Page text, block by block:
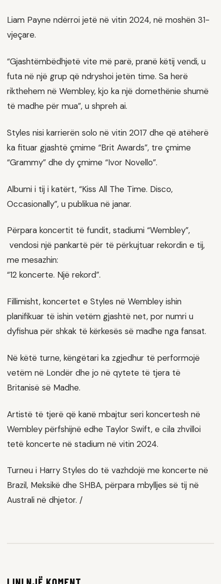
Liam Payne ndërroi jetë në vitin 2024, në moshën 31-
vjeçare.
“Gjashtëmbëdhjetë vite më parë, pranë këtij vendi, u
futa në një grup që ndryshoi jetën time. Sa herë
rikthehem në Wembley, kjo ka një domethënie shumë
të madhe për mua”, u shpreh ai.
Styles nisi karrierën solo në vitin 2017 dhe që atëherë
ka fituar gjashtë çmime “Brit Awards”, tre çmime
“Grammy” dhe dy çmime “Ivor Novello”.
Albumi i tij i katërt, “Kiss All The Time. Disco,
Occasionally”, u publikua në janar.
Përpara koncertit të fundit, stadiumi “Wembley”,
vendosi një pankartë për të përkujtuar rekordin e tij,
me mesazhin:
“12 koncerte. Një rekord”.
Fillimisht, koncertet e Styles në Wembley ishin
planifikuar të ishin vetëm gjashtë net, por numri u
dyfishua për shkak të kërkesës së madhe nga fansat.
Në këtë turne, këngëtari ka zgjedhur të performojë
vetëm në Londër dhe jo në qytete të tjera të
Britanisë së Madhe.
Artistë të tjerë që kanë mbajtur seri koncertesh në
Wembley përfshijnë edhe Taylor Swift, e cila zhvilloi
tetë koncerte në stadium në vitin 2024.
Turneu i Harry Styles do të vazhdojë me koncerte në
Brazil, Meksikë dhe SHBA, përpara mbylljes së tij në
Australi në dhjetor. /